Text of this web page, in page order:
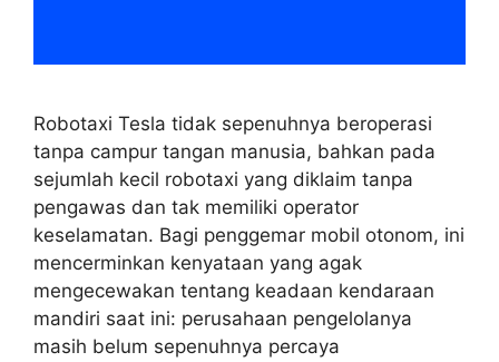
Robotaxi Tesla tidak sepenuhnya beroperasi
tanpa campur tangan manusia, bahkan pada
sejumlah kecil robotaxi yang diklaim tanpa
pengawas dan tak memiliki operator
keselamatan. Bagi penggemar mobil otonom, ini
mencerminkan kenyataan yang agak
mengecewakan tentang keadaan kendaraan
mandiri saat ini: perusahaan pengelolanya
masih belum sepenuhnya percaya